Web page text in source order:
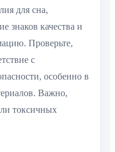
для сна,
знаков качества и
Проверьте,
с
особенно в
Важно,
токсичных